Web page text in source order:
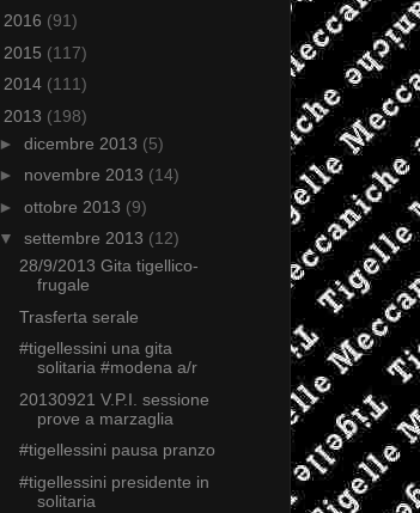
2016 (91)
2015 (117)
2014 (111)
2013 (198)
► dicembre 2013 (5)
► novembre 2013 (14)
► ottobre 2013 (9)
▼ settembre 2013 (12)
28/9/2013 Gita tigellico-
frugale
Trasferta serale
#tigellessini una gita
solitaria #modena a/r
20130921 V.P.I. sessione
prove a marzaglia
#tigellessini pausa pranzo
#tigellessini presidente in
solitaria